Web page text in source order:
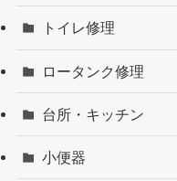
トイレ修理
ロータンク修理
台所・キッチン
小便器